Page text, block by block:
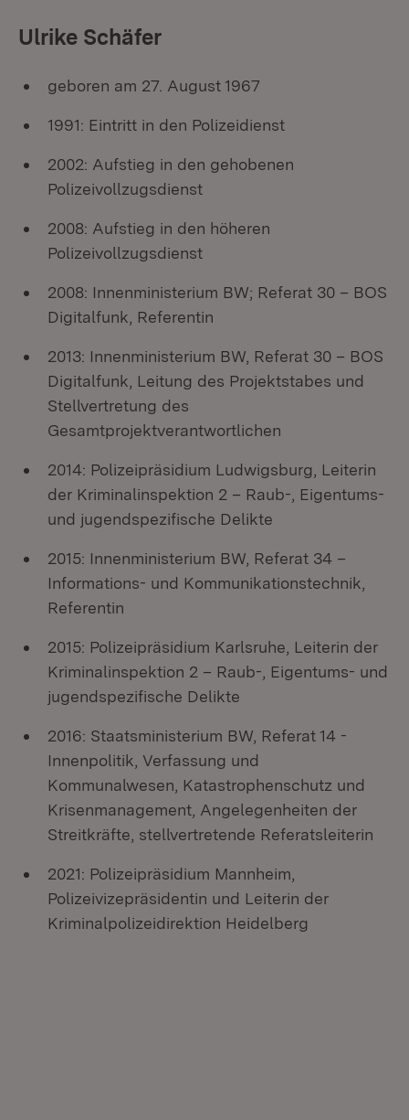
Ulrike Schäfer
geboren am 27. August 1967
1991: Eintritt in den Polizeidienst
2002: Aufstieg in den gehobenen
Polizeivollzugsdienst
2008: Aufstieg in den höheren
Polizeivollzugsdienst
2008: Innenministerium BW; Referat 30 – BOS
Digitalfunk, Referentin
2013: Innenministerium BW, Referat 30 – BOS
Digitalfunk, Leitung des Projektstabes und
Stellvertretung des
Gesamtprojektverantwortlichen
2014: Polizeipräsidium Ludwigsburg, Leiterin
der Kriminalinspektion 2 – Raub-, Eigentums-
und jugendspezifische Delikte
2015: Innenministerium BW, Referat 34 –
Informations- und Kommunikationstechnik,
Referentin
2015: Polizeipräsidium Karlsruhe, Leiterin der
Kriminalinspektion 2 – Raub-, Eigentums- und
jugendspezifische Delikte
2016: Staatsministerium BW, Referat 14 -
Innenpolitik, Verfassung und
Kommunalwesen, Katastrophenschutz und
Krisenmanagement, Angelegenheiten der
Streitkräfte, stellvertretende Referatsleiterin
2021: Polizeipräsidium Mannheim,
Polizeivizepräsidentin und Leiterin der
Kriminalpolizeidirektion Heidelberg